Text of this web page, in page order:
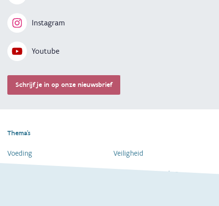
Instagram
Youtube
Schrijf je in op onze nieuwsbrief
Thema's
Voeding Veiligheid
Dagelijkse verzorging